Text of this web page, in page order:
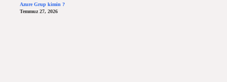
Azure Grup kimin ?
Temmuz 27, 2026